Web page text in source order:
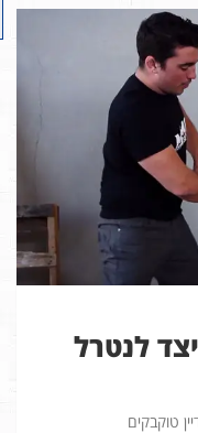
לנטרל
טוקבקים